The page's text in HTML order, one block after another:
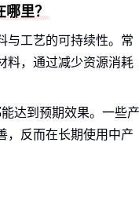
哪里？
与工艺的可持续性。常
料，通过减少资源消耗
达到预期效果。一些产
，反而在长期使用中产